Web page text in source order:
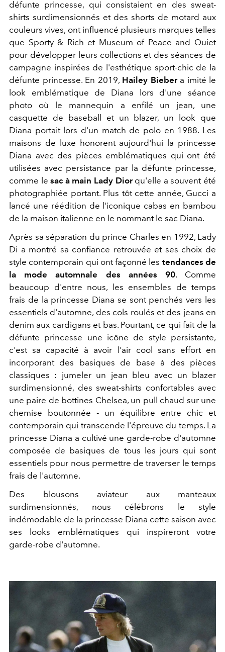
défunte princesse, qui consistaient en des sweat-
shirts surdimensionnés et des shorts de motard aux
couleurs vives, ont influencé plusieurs marques telles
que Sporty & Rich et Museum of Peace and Quiet
pour développer leurs collections et des séances de
campagne inspirées de l'esthétique sport-chic de la
défunte princesse. En 2019, Hailey Biebera imité le
look emblématique de Diana lors d'une séance
photo où le mannequin a enfilé un jean, une
casquette de baseball et un blazer, un look que
Diana portait lors d'un match de polo en 1988. Les
maisons de luxe honorent aujourd'hui la princesse
Diana avec des pièces emblématiques qui ont été
utilisées avec persistance par la défunte princesse,
comme lesac à main Lady Dior qu'elle a souvent été
photographiée portant.Plus tôt cette année, Gucci a
lancé une réédition de l'iconique cabas en bambou
de la maison italienne en le nommant le sac Diana.
Après sa séparation du prince Charles en 1992, Lady
Di a montré sa confiance retrouvée et ses choix de
style contemporain qui ont façonné les tendances de
la mode automnale des années 90.Comme
beaucoup d'entre nous, les ensembles de temps
frais de la princesse Diana se sont penchés vers les
essentiels d'automne, des cols roulés et des jeans en
denim aux cardigans et bas. Pourtant, ce qui fait de la
défunte princesse une icône de style persistante,
c'est sa capacité à avoir l'air cool sans effort en
incorporant des basiques de base à des pièces
classiques : jumeler un jean bleu avec un blazer
surdimensionné, des sweat-shirts confortables avec
une paire de bottines Chelsea, un pull chaud sur une
chemise boutonnée - un équilibre entre chic et
contemporain qui transcende l'épreuve du temps. La
princesse Diana a cultivé une garde-robe d'automne
composée de basiques de tous les jours qui sont
essentiels pour nous permettre de traverser le temps
frais de l'automne.
Des blousons aviateur aux manteaux
surdimensionnés, nous célébrons le style
indémodable de la princesse Diana cette saison avec
ses looks emblématiques qui inspireront votre
garde-robe d'automne.